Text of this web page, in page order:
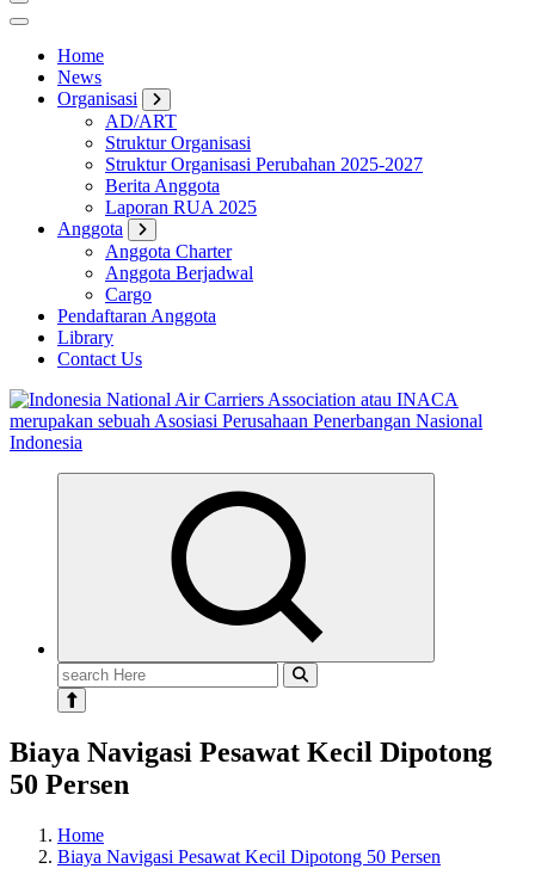
Home
News
Organisasi
AD/ART
Struktur Organisasi
Struktur Organisasi Perubahan 2025-2027
Berita Anggota
Laporan RUA 2025
Anggota
Anggota Charter
Anggota Berjadwal
Cargo
Pendaftaran Anggota
Library
Contact Us
Search
for:
Biaya Navigasi Pesawat Kecil Dipotong
50 Persen
Home
Biaya Navigasi Pesawat Kecil Dipotong 50 Persen